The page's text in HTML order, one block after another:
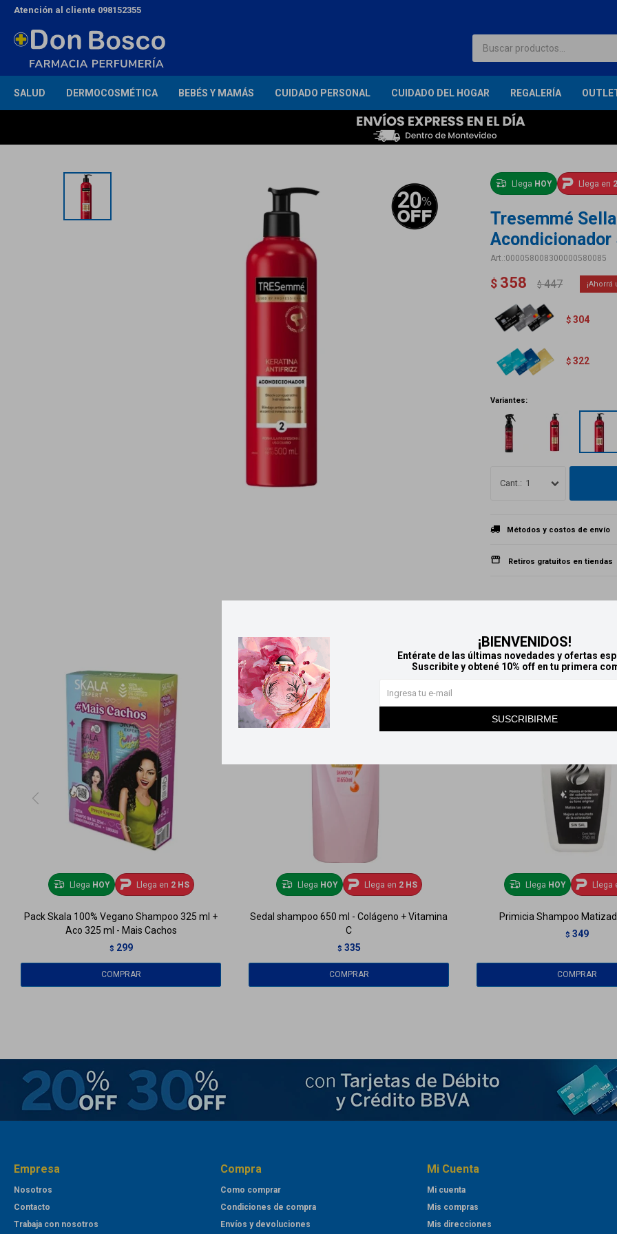
¡BIENVENIDOS!
Entérate de las últimas novedades y ofertas
Suscribite y obtené 10% off en tu primera
SUSCRIBIRME
SALUD DERMOCOSMÉTICA BEBÉS Y MAMÁS CUIDADO PERSONAL CUIDADO DEL HOGAR REGALERÍA
Atención al cliente 098152355
Llega HOY Llega en
Tresemmé
Acondicionador
000058008300000580085
$ 358 $ 447
$ 304
$ 322
Variantes:
1
Métodos y costos de envío
Retiros gratuitos en tiendas
Llega HOY Llega en 2 HS
Pack Skala 100% Vegano Shampoo 325 ml +
Aco 325 ml - Mais Cachos
$ 299
Llega HOY Llega en 2 HS
Sedal shampoo 650 ml - Colágeno + Vitamina
C
$ 335
Llega HOY Llega
Primicia Shampoo
$ 349
Empresa
Nosotros
Contacto
Trabaja con nosotros
Compra
Como comprar
Condiciones de compra
Envíos y devoluciones
Mi Cuenta
Mi cuenta
Mis compras
Mis direcciones